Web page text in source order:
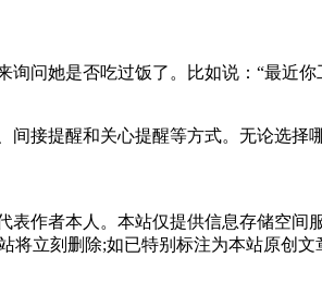
问她是否吃过饭了。比如说：“最近
接提醒和关心提醒等方式。无论选择
表作者本人。本站仅提供信息存储空
将立刻删除;如已特别标注为本站原创